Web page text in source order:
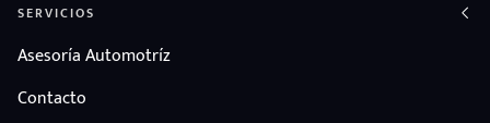
SERVICIOS
Asesoría Automotríz
Contacto